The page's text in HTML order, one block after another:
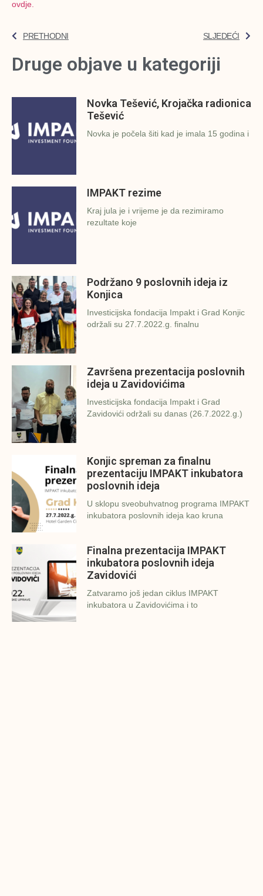
ovdje.
PRETHODNI SLJEDEĆI
Druge objave u kategoriji
Novka Tešević, Krojačka radionica
Tešević
Novka je počela šiti kad je imala 15 godina i
IMPAKT rezime
Kraj jula je i vrijeme je da rezimiramo
rezultate koje
Podržano 9 poslovnih ideja iz
Konjica
Investicijska fondacija Impakt i Grad Konjic
održali su 27.7.2022.g. finalnu
Završena prezentacija poslovnih
ideja u Zavidovićima
Investicijska fondacija Impakt i Grad
Zavidovići održali su danas (26.7.2022.g.)
Konjic spreman za finalnu
prezentaciju IMPAKT inkubatora
poslovnih ideja
U sklopu sveobuhvatnog programa IMPAKT
inkubatora poslovnih ideja kao kruna
Finalna prezentacija IMPAKT
inkubatora poslovnih ideja
Zavidovići
Zatvaramo još jedan ciklus IMPAKT
inkubatora u Zavidovićima i to